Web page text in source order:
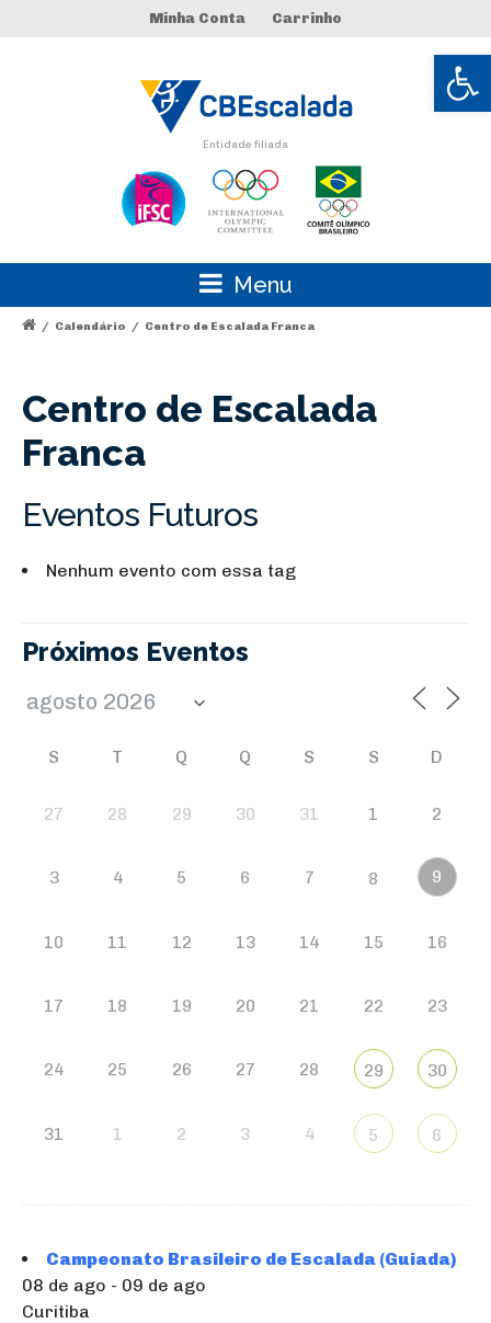
Abrir
Minha Conta Carrinho
Entidade filiada
Menu
/ Calendário / Centro de Escalada Franca
Centro de Escalada
Franca
Eventos Futuros
Nenhum evento com essa tag
Próximos Eventos
S T Q Q S S D
27 28 29 30 31 1 2
3 4 5 6 7 8 9
10 11 12 13 14 15 16
17 18 19 20 21 22 23
24 25 26 27 28 29 30
31 1 2 3 4 5 6
Campeonato Brasileiro de Escalada (Guiada)
08 de ago - 09 de ago
Curitiba